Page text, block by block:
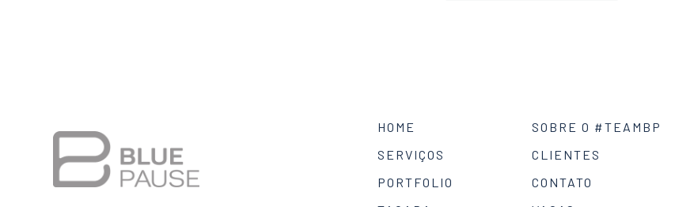
HOME
SOBRE O #TEAMBP
SERVIÇOS
CLIENTES
PORTFOLIO
CONTATO